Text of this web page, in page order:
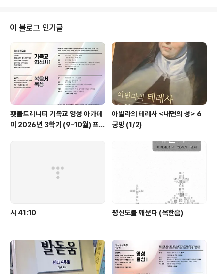
호 (생각 의심) → 한 가지 방식을 주장하는 것이, 다른 모든
것보다 우월하다고 생각하는 실수 1) 피지도자들에 의해 묘
사되고 표현된 감정들 . 감정을 다루는데 익숙한 피지도자
들은 과거 경험한 사건과 관련이 있는 감정들을 말해주고,
회기에서 일어나는 상황과 관련된 감정들을 새로이 ..
이 블로그 인기글
횃불트리니티 기독교 영성 아카데
미 2026년 3학기 (9-10월) 프로
아빌라의 테레사 <내면의 성> 6
궁방 (1/2)
시 41:10 평신도를 깨운다 (옥한흠)